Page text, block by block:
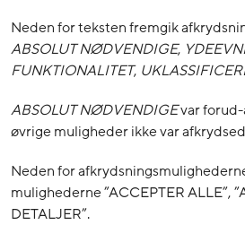
Neden for teksten fremgik
ABSOLUT NØDVENDIGE,
FUNKTIONALITET,
ABSOLUT NØDVENDIGEvar
øvrige muligheder ikke var
Neden for
mulighederne ”ACCEPTER ALLE”,
DETALJER”.